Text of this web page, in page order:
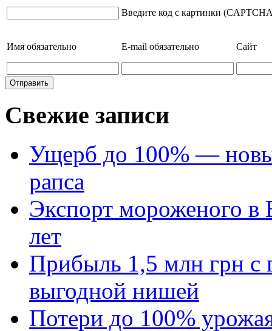
Введите код с картинки
Имя обязательно E-mail обязательно Сайт
Свежие записи
Ущерб до 100% —
рапса
Экспорт мороженого в
лет
Прибыль 1,5 млн грн с
выгодной нишей
Потери до 100%